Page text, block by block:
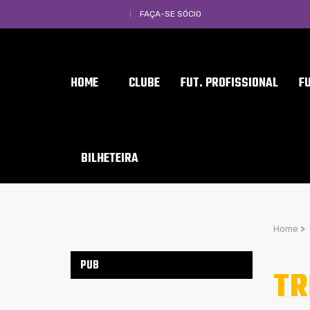
FAÇA-SE SÓCIO
HOME CLUBE FUT. PROFISSIONAL
BILHETEIRA
Home >
PUB